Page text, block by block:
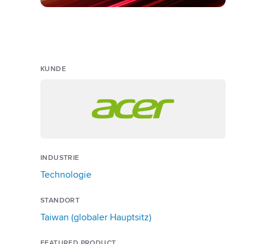
KUNDE
INDUSTRIE
Technologie
STANDORT
Taiwan (globaler Hauptsitz)